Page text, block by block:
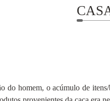
do homem, o acúmulo de